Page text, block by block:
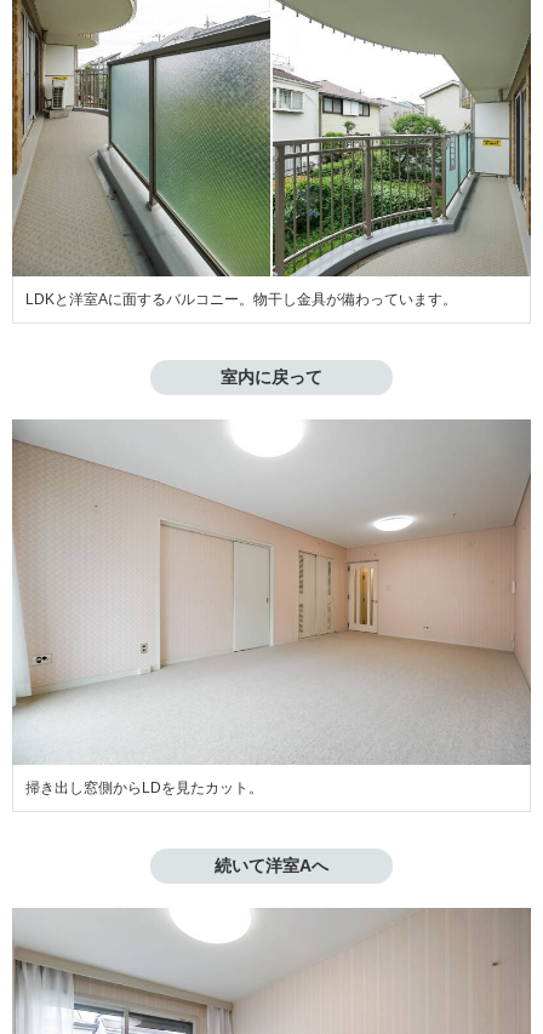
LDKと洋室Aに面するバルコニー。物干し金具が備わっています。
室内に戻って
掃き出し窓側からLDを見たカット。
続いて洋室Aへ